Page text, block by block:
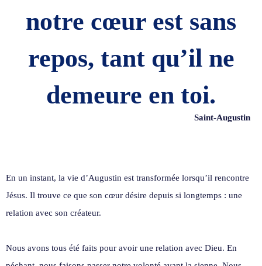
notre cœur est sans
repos, tant qu’il ne
demeure en toi.
Saint-Augustin
En un instant, la vie d’Augustin est transformée lorsqu’il rencontre
Jésus. Il trouve ce que son cœur désire depuis si longtemps : une
relation avec son créateur.
Nous avons tous été faits pour avoir une relation avec Dieu. En